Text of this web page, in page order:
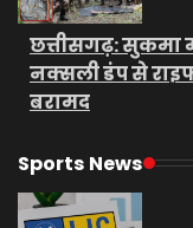
छत्तीसगढ़: सुकमा
नक्सली डंप से
बरामद
Sports News